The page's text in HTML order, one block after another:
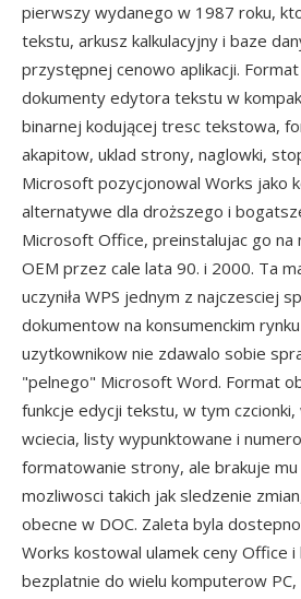
pierwszy wydanego w 1987 roku,
tekstu, arkusz kalkulacyjny i baze
przystępnej cenowo aplikacji.
dokumenty edytora tekstu w
binarnej kodującej tresc tekstowa,
akapitow, uklad strony, naglowki,
Microsoft pozycjonowal Works jako
alternatywe dla droższego i
Microsoft Office, preinstalujac go na
OEM przez cale lata 90. i 2000. Ta
uczyniła WPS jednym z najczesciej
dokumentow na konsumenckim
uzytkownikow nie zdawalo sobie
"pelnego" Microsoft Word. Format
funkcje edycji tekstu, w tym
wciecia, listy wypunktowane i
formatowanie strony, ale brakuje mu
mozliwosci takich jak sledzenie
obecne w DOC. Zaleta byla
Works kostowal ulamek ceny Office i
bezplatnie do wielu komputerow PC,